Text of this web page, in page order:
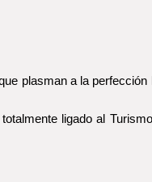
plasman a la
ligado al